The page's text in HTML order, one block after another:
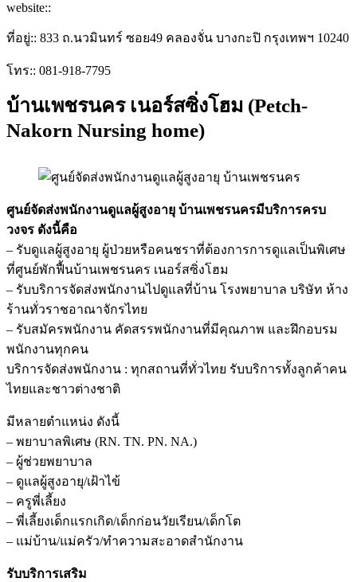
website::
ที่อยู่:: 833 ถ.นวมินทร์ ซอย49 คลองจั่น บางกะปิ กรุงเทพฯ 10240
โทร:: 081-918-7795
บ้านเพชรนคร เนอร์สซิ่งโฮม (Petch-
Nakorn Nursing home)
ศูนย์จัดส่งพนักงานดูแลผู้สูงอายุ บ้านเพชรนครมีบริการครบ
วงจร ดังนี้คือ
– รับดูแลผู้สูงอายุ ผู้ป่วยหรือคนชราที่ต้องการการดูแลเป็นพิเศษ
ที่ศูนย์พักฟื้นบ้านเพชรนคร เนอร์สซิ่งโฮม
– รับบริการจัดส่งพนักงานไปดูแลที่บ้าน โรงพยาบาล บริษัท ห้าง
ร้านทั่วราชอาณาจักรไทย
– รับสมัครพนักงาน คัดสรรพนักงานที่มีคุณภาพ และฝึกอบรม
พนักงานทุกคน
บริการจัดส่งพนักงาน : ทุกสถานที่ทั่วไทย รับบริการทั้งลูกค้าคน
ไทยและชาวต่างชาติ
มีหลายตำแหน่ง ดังนี้
– พยาบาลพิเศษ (RN. TN. PN. NA.)
– ผู้ช่วยพยาบาล
– ดูแลผู้สูงอายุ/เฝ้าไข้
– ครูพี่เลี้ยง
– พี่เลี้ยงเด็กแรกเกิด/เด็กก่อนวัยเรียน/เด็กโต
– แม่บ้าน/แม่ครัว/ทำความสะอาดสำนักงาน
รับบริการเสริม